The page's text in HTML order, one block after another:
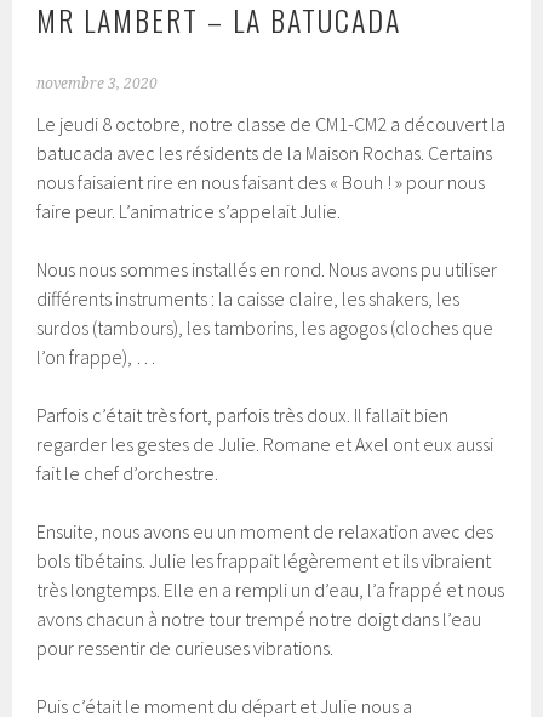
MR LAMBERT – LA BATUCADA
novembre 3, 2020
Le jeudi 8 octobre, notre classe de CM1-CM2 a découvert la
batucada avec les résidents de la Maison Rochas. Certains
nous faisaient rire en nous faisant des « Bouh ! » pour nous
faire peur. L’animatrice s’appelait Julie.
Nous nous sommes installés en rond. Nous avons pu utiliser
différents instruments : la caisse claire, les shakers, les
surdos (tambours), les tamborins, les agogos (cloches que
l’on frappe), …
Parfois c’était très fort, parfois très doux. Il fallait bien
regarder les gestes de Julie. Romane et Axel ont eux aussi
fait le chef d’orchestre.
Ensuite, nous avons eu un moment de relaxation avec des
bols tibétains. Julie les frappait légèrement et ils vibraient
très longtemps. Elle en a rempli un d’eau, l’a frappé et nous
avons chacun à notre tour trempé notre doigt dans l’eau
pour ressentir de curieuses vibrations.
Puis c’était le moment du départ et Julie nous a